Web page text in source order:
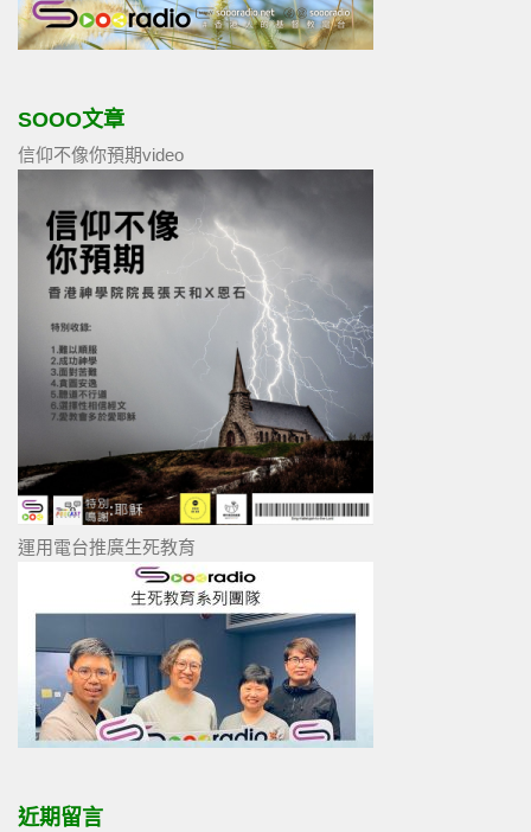
SOOO文章
信仰不像你預期video
運用電台推廣生死教育
近期留言